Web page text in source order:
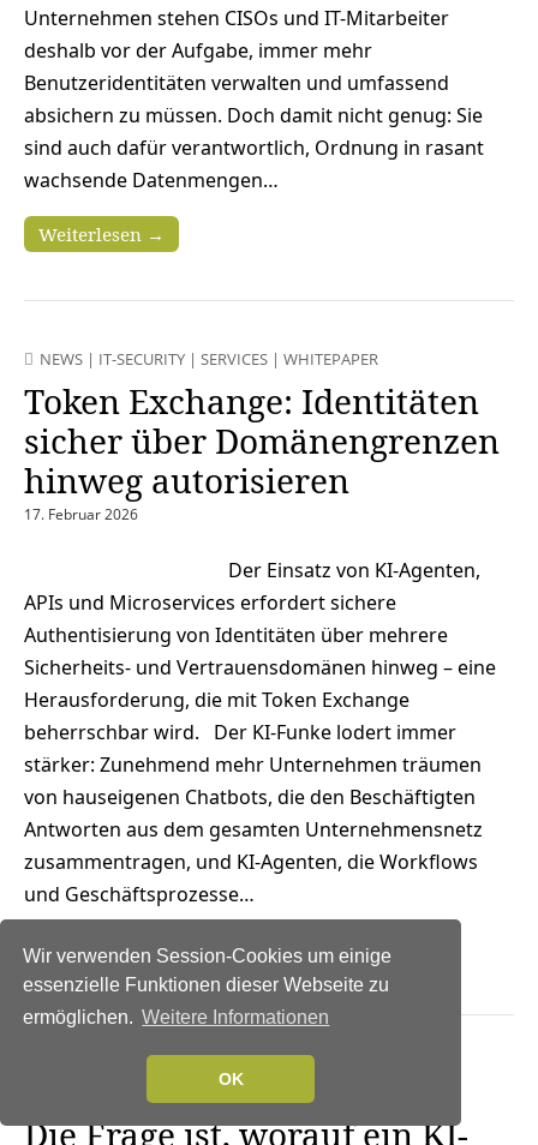
Wir verwenden Session-Cookies um einige
essenzielle Funktionen dieser Webseite zu
ermöglichen. Weitere Informationen
OK
Unternehmen stehen CISOs und IT-Mitarbeiter
deshalb vor der Aufgabe, immer mehr
Benutzeridentitäten verwalten und umfassend
absichern zu müssen. Doch damit nicht genug: Sie
sind auch dafür verantwortlich, Ordnung in rasant
wachsende Datenmengen…
Weiterlesen →
NEWS | IT-SECURITY | SERVICES | WHITEPAPER
Token Exchange: Identitäten
sicher über Domänengrenzen
hinweg autorisieren
17. Februar 2026
Der Einsatz von KI-Agenten,
APIs und Microservices erfordert sichere
Authentisierung von Identitäten über mehrere
Sicherheits- und Vertrauensdomänen hinweg – eine
Herausforderung, die mit Token Exchange
beherrschbar wird. Der KI-Funke lodert immer
stärker: Zunehmend mehr Unternehmen träumen
von hauseigenen Chatbots, die den Beschäftigten
Antworten aus dem gesamten Unternehmensnetz
zusammentragen, und KI-Agenten, die Workflows
und Geschäftsprozesse…
Weiterlesen →
Die Frage ist, worauf ein KI-